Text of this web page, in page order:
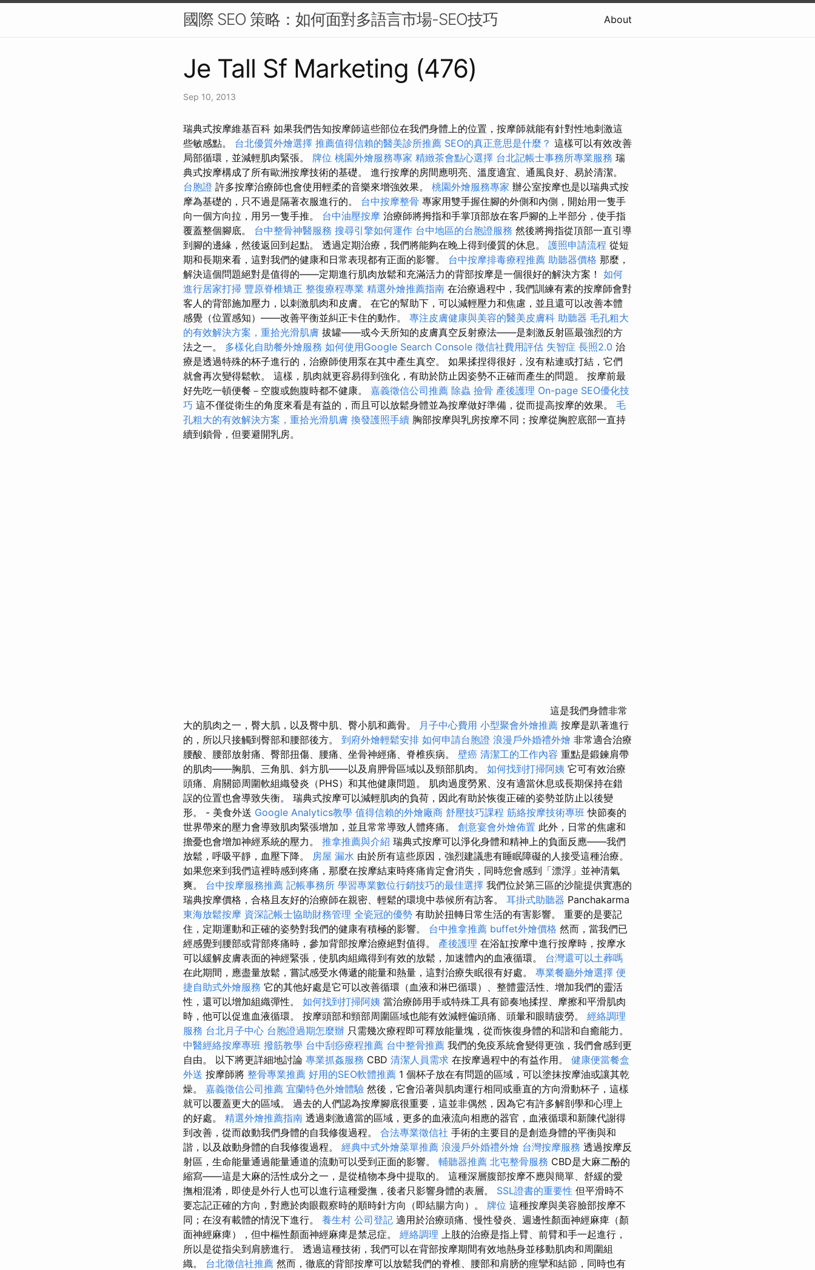
國際 SEO 策略：如何面對多語言市場-SEO技巧 About
Je Tall Sf Marketing (476)
Sep 10, 2013
瑞典式按摩維基百科 如果我們告知按摩師這些部位在我們身體上的位置，按摩師就能有針對性地刺激這
些敏感點。 台北優質外燴選擇 推薦值得信賴的醫美診所推薦 SEO的真正意思是什麼？ 這樣可以有效改善
局部循環，並減輕肌肉緊張。 牌位 桃園外燴服務專家 精緻茶會點心選擇 台北記帳士事務所專業服務 瑞
典式按摩構成了所有歐洲按摩技術的基礎。 進行按摩的房間應明亮、溫度適宜、通風良好、易於清潔。
台胞證 許多按摩治療師也會使用輕柔的音樂來增強效果。 桃園外燴服務專家 辦公室按摩也是以瑞典式按
摩為基礎的，只不過是隔著衣服進行的。 台中按摩整骨 專家用雙手握住腳的外側和內側，開始用一隻手
向一個方向拉，用另一隻手推。 台中油壓按摩 治療師將拇指和手掌頂部放在客戶腳的上半部分，使手指
覆蓋整個腳底。 台中整骨神醫服務 搜尋引擎如何運作 台中地區的台胞證服務 然後將拇指從頂部一直引導
到腳的邊緣，然後返回到起點。 透過定期治療，我們將能夠在晚上得到優質的休息。 護照申請流程 從短
期和長期來看，這對我們的健康和日常表現都有正面的影響。 台中按摩排毒療程推薦 助聽器價格 那麼，
解決這個問題絕對是值得的——定期進行肌肉放鬆和充滿活力的背部按摩是一個很好的解決方案！ 如何
進行居家打掃 豐原脊椎矯正 整復療程專業 精選外燴推薦指南 在治療過程中，我們訓練有素的按摩師會對
客人的背部施加壓力，以刺激肌肉和皮膚。 在它的幫助下，可以減輕壓力和焦慮，並且還可以改善本體
感覺（位置感知）——改善平衡並糾正卡住的動作。 專注皮膚健康與美容的醫美皮膚科 助聽器 毛孔粗大
的有效解決方案，重拾光滑肌膚 拔罐——或今天所知的皮膚真空反射療法——是刺激反射區最強烈的方
法之一。 多樣化自助餐外燴服務 如何使用Google Search Console 徵信社費用評估 失智症 長照2.0 治
療是透過特殊的杯子進行的，治療師使用泵在其中產生真空。 如果揉捏得很好，沒有粘連或打結，它們
就會再次變得鬆軟。 這樣，肌肉就更容易得到強化，有助於防止因姿勢不正確而產生的問題。 按摩前最
好先吃一頓便餐－空腹或飽腹時都不健康。 嘉義徵信公司推薦 除蟲 撿骨 產後護理 On-page SEO優化技
巧 這不僅從衛生的角度來看是有益的，而且可以放鬆身體並為按摩做好準備，從而提高按摩的效果。 毛
孔粗大的有效解決方案，重拾光滑肌膚 換發護照手續 胸部按摩與乳房按摩不同；按摩從胸腔底部一直持
續到鎖骨，但要避開乳房。
這是我們身體非常
大的肌肉之一，臀大肌，以及臀中肌、臀小肌和薦骨。
月子中心費用 小型聚會外燴推薦 按摩是趴著進行
的，所以只接觸到臀部和腰部後方。 到府外燴輕鬆安排 如何申請台胞證 浪漫戶外婚禮外燴 非常適合治療
腰酸、腰部放射痛、臀部扭傷、腰痛、坐骨神經痛、脊椎疾病。 壁癌 清潔工的工作內容 重點是鍛鍊肩帶
的肌肉——胸肌、三角肌、斜方肌——以及肩胛骨區域以及頸部肌肉。 如何找到打掃阿姨 它可有效治療
頭痛、肩關節周圍軟組織發炎（PHS）和其他健康問題。 肌肉過度勞累、沒有適當休息或長期保持在錯
誤的位置也會導致失衡。 瑞典式按摩可以減輕肌肉的負荷，因此有助於恢復正確的姿勢並防止以後變
形。 - 美食外送 Google Analytics教學 值得信賴的外燴廠商 舒壓技巧課程 筋絡按摩技術專班快節奏的
世界帶來的壓力會導致肌肉緊張增加，並且常常導致人體疼痛。 創意宴會外燴佈置 此外，日常的焦慮和
擔憂也會增加神經系統的壓力。 推拿推薦與介紹 瑞典式按摩可以淨化身體和精神上的負面反應——我們
放鬆，呼吸平靜，血壓下降。 房屋 漏水 由於所有這些原因，強烈建議患有睡眠障礙的人接受這種治療。
如果您來到我們這裡時感到疼痛，那麼在按摩結束時疼痛肯定會消失，同時您會感到「漂浮」並神清氣
爽。 台中按摩服務推薦 記帳事務所 學習專業數位行銷技巧的最佳選擇 我們位於第三區的沙龍提供實惠的
瑞典按摩價格，合格且友好的治療師在親密、輕鬆的環境中恭候所有訪客。 耳掛式助聽器 Panchakarma
東海放鬆按摩 資深記帳士協助財務管理 全瓷冠的優勢 有助於扭轉日常生活的有害影響。 重要的是要記
住，定期運動和正確的姿勢對我們的健康有積極的影響。 台中推拿推薦 buffet外燴價格 然而，當我們已
經感覺到腰部或背部疼痛時，參加背部按摩治療絕對值得。 產後護理 在浴缸按摩中進行按摩時，按摩水
可以緩解皮膚表面的神經緊張，使肌肉組織得到有效的放鬆，加速體內的血液循環。 台灣還可以土葬嗎
在此期間，應盡量放鬆，嘗試感受水傳遞的能量和熱量，這對治療失眠很有好處。 專業餐廳外燴選擇 便
捷自助式外燴服務 它的其他好處是它可以改善循環（血液和淋巴循環）、整體靈活性、增加我們的靈活
性，還可以增加組織彈性。 如何找到打掃阿姨 當治療師用手或特殊工具有節奏地揉捏、摩擦和平滑肌肉
時，他可以促進血液循環。 按摩頭部和頸部周圍區域也能有效減輕偏頭痛、頭暈和眼睛疲勞。 經絡調理
服務 台北月子中心 台胞證過期怎麼辦 只需幾次療程即可釋放能量塊，從而恢復身體的和諧和自癒能力。
中醫經絡按摩專班 撥筋教學 台中刮痧療程推薦 台中整骨推薦 我們的免疫系統會變得更強，我們會感到更
自由。 以下將更詳細地討論 專業抓姦服務 CBD 清潔人員需求 在按摩過程中的有益作用。 健康便當餐盒
外送 按摩師將 整骨專業推薦 好用的SEO軟體推薦 1 個杯子放在有問題的區域，可以塗抹按摩油或讓其乾
燥。 嘉義徵信公司推薦 宜蘭特色外燴體驗 然後，它會沿著與肌肉運行相同或垂直的方向滑動杯子，這樣
就可以覆蓋更大的區域。 過去的人們認為按摩腳底很重要，這並非偶然，因為它有許多解剖學和心理上
的好處。 精選外燴推薦指南 透過刺激適當的區域，更多的血液流向相應的器官，血液循環和新陳代謝得
到改善，從而啟動我們身體的自我修復過程。 合法專業徵信社 手術的主要目的是創造身體的平衡與和
諧，以及啟動身體的自我修復過程。 經典中式外燴菜單推薦 浪漫戶外婚禮外燴 台灣按摩服務 透過按摩反
射區，生命能量通過能量通道的流動可以受到正面的影響。 輔聽器推薦 北屯整骨服務 CBD是大麻二酚的
縮寫——這是大麻的活性成分之一，是從植物本身中提取的。 這種深層腹部按摩不應與簡單、舒緩的愛
撫相混淆，即使是外行人也可以進行這種愛撫，後者只影響身體的表層。 SSL證書的重要性 但平滑時不
要忘記正確的方向，對應於肉眼觀察時的順時針方向（即結腸方向）。 牌位 這種按摩與美容臉部按摩不
同；在沒有載體的情況下進行。 養生村 公司登記 適用於治療頭痛、慢性發炎、週邊性顏面神經麻痺（顏
面神經麻痺），但中樞性顏面神經麻痺是禁忌症。 經絡調理 上肢的治療是指上臂、前臂和手一起進行，
所以是從指尖到肩膀進行。 透過這種技術，我們可以在背部按摩期間有效地熱身並移動肌肉和周圍組
織。 台北徵信社推薦 然而，徹底的背部按摩可以放鬆我們的脊椎、腰部和肩膀的痙攣和結節，同時也有